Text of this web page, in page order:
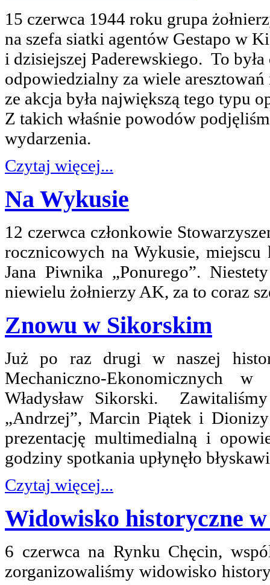
15 czerwca 1944 roku grupa
na szefa siatki agentów Gestapo w
i dzisiejszej Paderewskiego. To
odpowiedzialny za wiele
ze akcja była największą tego typu
Z takich właśnie powodów
wydarzenia.
Czytaj więcej...
Na Wykusie
12 czerwca członkowie
rocznicowych na Wykusie,
Jana Piwnika „Ponurego”.
niewielu żołnierzy AK, za to coraz
Znowu w Sikorskim
Już po raz drugi w naszej
Mechaniczno-Ekonomicznych
Władysław Sikorski.
„Andrzej”, Marcin Piątek i
prezentację multimedialną i
godziny spotkania upłynęło
Czytaj więcej...
Widowisko historyczne
6 czerwca na Rynku Chęcin,
zorganizowaliśmy widowisko